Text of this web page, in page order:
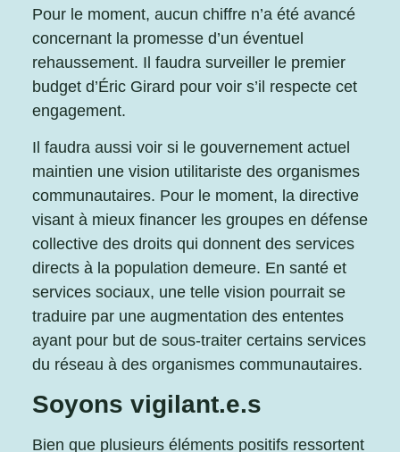
Pour le moment, aucun chiffre n’a été avancé
concernant la promesse d’un éventuel
rehaussement. Il faudra surveiller le premier
budget d’Éric Girard pour voir s’il respecte cet
engagement.
Il faudra aussi voir si le gouvernement actuel
maintien une vision utilitariste des organismes
communautaires. Pour le moment, la directive
visant à mieux financer les groupes en défense
collective des droits qui donnent des services
directs à la population demeure. En santé et
services sociaux, une telle vision pourrait se
traduire par une augmentation des ententes
ayant pour but de sous-traiter certains services
du réseau à des organismes communautaires.
Soyons vigilant.e.s
Bien que plusieurs éléments positifs ressortent